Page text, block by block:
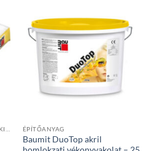
ÉPÍTŐANYAG
Baumit DuoTop akril